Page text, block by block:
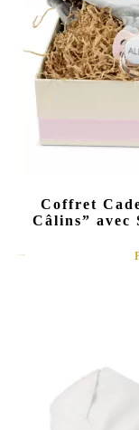
Coffret
Câlins” avec